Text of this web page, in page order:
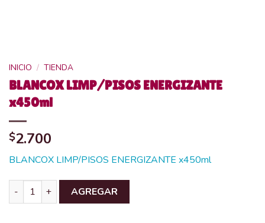
INICIO / TIENDA
BLANCOX LIMP/PISOS ENERGIZANTE
x450ml
$2.700
BLANCOX LIMP/PISOS ENERGIZANTE x450ml
BLANCOX LIMP/PISOS ENERGIZANTE x450ml cantidad
AGREGAR